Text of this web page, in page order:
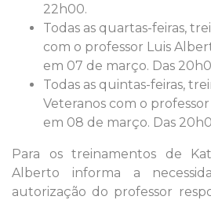
22h00.
Todas as quartas-feiras,
com o professor Luis
em 07 de março. Das
Todas as quintas-feiras,
Veteranos com o
em 08 de março. Das
Para os treinamentos de
Alberto informa a
autorização do professor